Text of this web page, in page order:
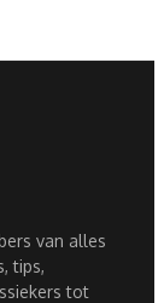
van alles
tips,
tot